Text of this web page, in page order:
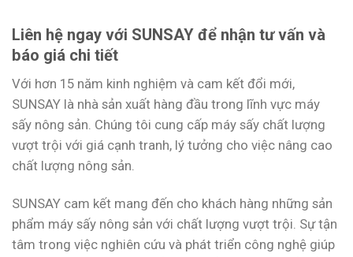
Liên hệ ngay với SUNSAY để nhận tư vấn và
báo giá chi tiết
Với hơn 15 năm kinh nghiệm và cam kết đổi mới,
SUNSAY là nhà sản xuất hàng đầu trong lĩnh vực máy
sấy nông sản. Chúng tôi cung cấp máy sấy chất lượng
vượt trội với giá cạnh tranh, lý tưởng cho việc nâng cao
chất lượng nông sản.
SUNSAY cam kết mang đến cho khách hàng những sản
phẩm máy sấy nông sản với chất lượng vượt trội. Sự tận
tâm trong việc nghiên cứu và phát triển công nghệ giúp